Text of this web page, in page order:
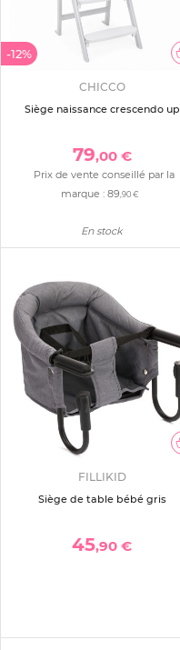
-12%
CHICCO
Siège naissance crescendo up
79,00 €
Prix de vente conseillé par la
marque :89,90 €
En stock
FILLIKID
Siège de table bébé gris
45,90 €